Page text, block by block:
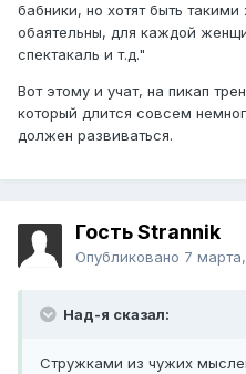
бабники, но хотят быть
обаятельны, для каждой
спектакаль и т.д."
Вот этому и учат, на пикап
который длится совсем
должен развиваться.
Гость Strannik
Опубликовано 7
Над-я сказал:
Стружками из чужих